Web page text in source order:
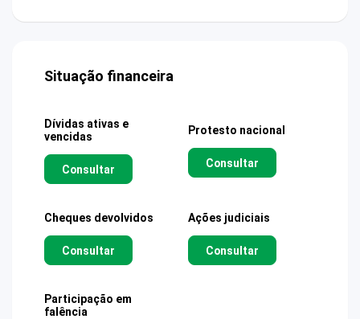
Situação financeira
Dívidas ativas e
vencidas
Consultar
Protesto nacional
Consultar
Cheques devolvidos
Consultar
Ações judiciais
Consultar
Participação em
falência